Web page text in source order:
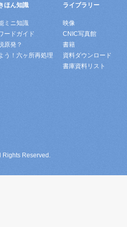
ほん知識
ミニ知識
ードガイド
原発？
う！六ヶ所再処理
ライブラリー
映像
CNIC写真館
書籍
資料ダウンロード
書庫資料リスト
Rights Reserved.